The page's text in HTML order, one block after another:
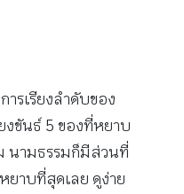
ารเรียงลำดับของ
งขันธ์ 5 ของที่หยาบ
นามธรรมก็มีส่วนที่
ยาบที่สุดเลย ดูง่าย